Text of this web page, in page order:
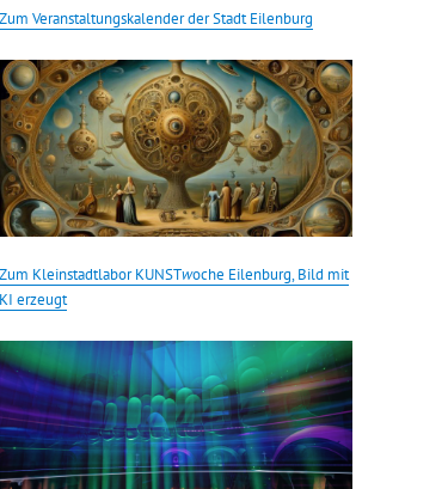
Zum Veranstaltungskalender der Stadt Eilenburg
Zum Kleinstadtlabor KUNSTwoche Eilenburg, Bild mit
KI erzeugt